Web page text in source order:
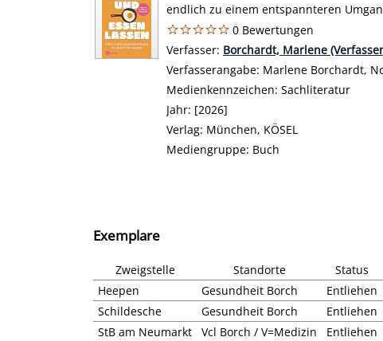
endlich zu einem entspannteren
0 Bewertungen
Verfasser: Suche nach diesem Verfasser
Borchardt, Marlene
Verfasserangabe: Marlene Borchardt,
Medienkennzeichen: Sachliteratur
Jahr: [2026]
Verlag: München, KÖSEL
Mediengruppe: Buch
Exemplare
Zweigstelle Standorte Status
Heepen
Gesundheit Borch Entliehen
Schildesche
Gesundheit Borch Entliehen
StB am Neumarkt
Vcl Borch / V=Medizin Entliehen